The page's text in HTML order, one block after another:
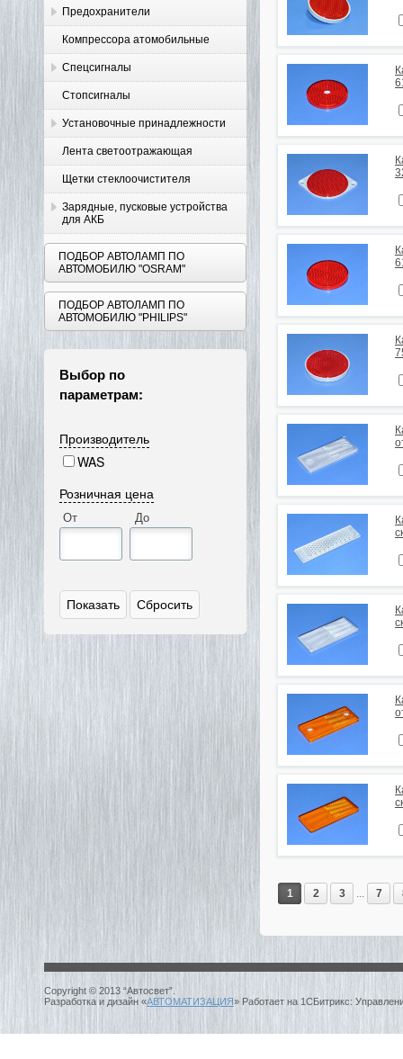
Предохранители
Компрессора атомобильные
Спецсигналы
Стопсигналы
Установочные принадлежности
Лента светоотражающая
Щетки стеклоочистителя
Зарядные, пусковые устройства
для АКБ
ПОДБОР АВТОЛАМП ПО
АВТОМОБИЛЮ "OSRAM"
ПОДБОР АВТОЛАМП ПО
АВТОМОБИЛЮ "PHILIPS"
Выбор по
параметрам:
Производитель
WAS
Розничная цена
От До
1 2 3 ... 7
Copyright © 2013 “Автосвет”.
Разработка и дизайн «АВТОМАТИЗАЦИЯ» Работает на 1СБитрикс: